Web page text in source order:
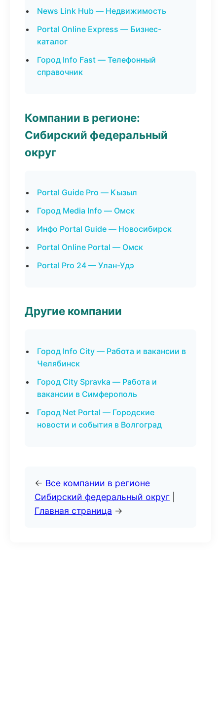
News Link Hub — Недвижимость
Portal Online Express — Бизнес-
каталог
Город Info Fast — Телефонный
справочник
Компании в регионе:
Сибирский федеральный
округ
Portal Guide Pro — Кызыл
Город Media Info — Омск
Инфо Portal Guide — Новосибирск
Portal Online Portal — Омск
Portal Pro 24 — Улан-Удэ
Другие компании
Город Info City — Работа и вакансии в
Челябинск
Город City Spravka — Работа и
вакансии в Симферополь
Город Net Portal — Городские
новости и события в Волгоград
← Все компании в регионе
Сибирский федеральный округ
Главная страница →